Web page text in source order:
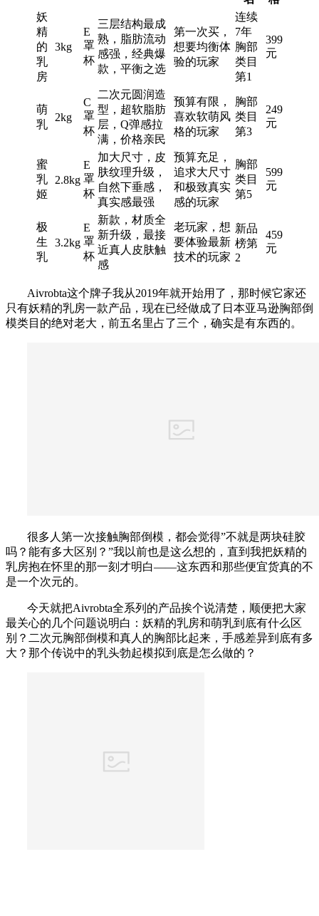
妖
精
的
乳
房
3kg
E
罩
杯
三层结构最成
熟，脂肪流动
感强，经典爆
款，平衡之选
第一次买，
想要均衡体
验的玩家
连续
7年
胸部
类目
第1
399
元
萌
乳
2kg
C
罩
杯
二次元圆润造
型，超软脂肪
层，Q弹感拉
满，价格亲民
预算有限，
喜欢软萌风
格的玩家
胸部
类目
第3
249
元
蜜
乳
姬
2.8kg
E
罩
杯
加大尺寸，皮
肤纹理升级，
自然下垂感，
真实感最强
预算充足，
追求大尺寸
和极致真实
感的玩家
胸部
类目
第5
599
元
极
生
乳
3.2kg
E
罩
杯
新款，材质全
新升级，最接
近真人皮肤触
感
老玩家，想
要体验最新
技术的玩家
新品
榜第
2
459
元
Aivrobta这个牌子我从2019年就开始用了，那时候它家还
只有妖精的乳房一款产品，现在已经做成了日本亚马逊胸部倒
模类目的绝对老大，前五名里占了三个，确实是有东西的。
很多人第一次接触胸部倒模，都会觉得”不就是两块硅胶
吗？能有多大区别？”我以前也是这么想的，直到我把妖精的
乳房抱在怀里的那一刻才明白——这东西和那些便宜货真的不
是一个次元的。
今天就把Aivrobta全系列的产品挨个说清楚，顺便把大家
最关心的几个问题说明白：妖精的乳房和萌乳到底有什么区
别？二次元胸部倒模和真人的胸部比起来，手感差异到底有多
大？那个传说中的乳头勃起模拟到底是怎么做的？